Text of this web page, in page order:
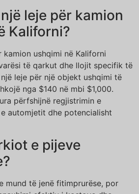
leje për kamion
Kaliforni?
kamion ushqimi në Kaliforni
të qarkut dhe llojit specifik të
leje për një objekt ushqimi të
nga $140 në mbi $1,000.
përfshijnë regjistrimin e
automjetit dhe potencialisht
e pijeve
mund të jenë fitimprurëse, por